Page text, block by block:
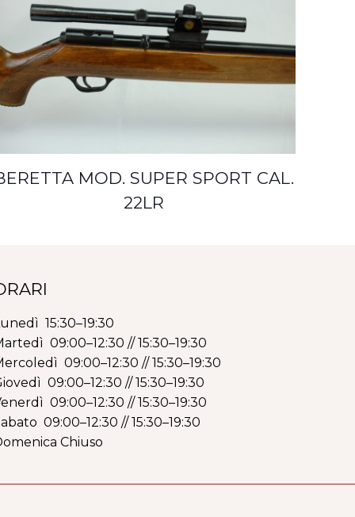
MOD. SUPER SPORT CAL.
22LR
15:30–19:30
09:00–12:30 // 15:30–19:30
09:00–12:30 // 15:30–19:30
09:00–12:30 // 15:30–19:30
09:00–12:30 // 15:30–19:30
09:00–12:30 // 15:30–19:30
Chiuso